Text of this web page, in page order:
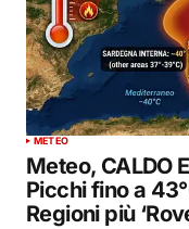
METEO
Meteo, CALDO
Picchi fino a
Regioni più